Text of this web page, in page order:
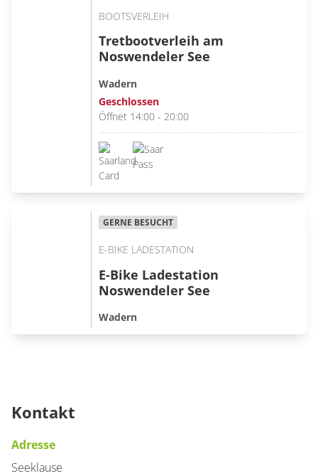
BOOTSVERLEIH
Tretbootverleih am
Noswendeler See
Wadern
Geschlossen
Öffnet 14:00 - 20:00
GERNE BESUCHT
E-BIKE LADESTATION
E-Bike Ladestation
Noswendeler See
Wadern
Kontakt
Adresse
Seeklause